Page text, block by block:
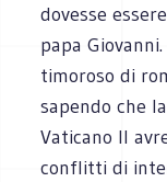
dovesse
papa
timoroso di
sapendo che
Vaticano II
conflitti di